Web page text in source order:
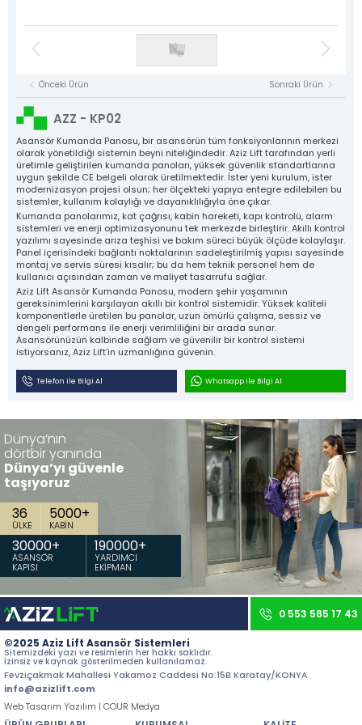
Aziz Lift
The Power Behind Every Lift
KURUMSAL
ÜRÜNLER
ÜRETİM
KALİTE
KATALOG
İLETİŞİM
Halat Şişeleri
Döküm Ray Tırnakları
Plastik Grubu
Asansör Yedek Parçaları
Aziz Lift'e ait olup izinsiz kullanımı hukuki yaptırıma tabidir.
NYAF Kablolar
Flexible Kablolar
Hız Regülatörü
Gergi Kasnakları
Halat Şişeleri
Döküm Ray Tırnakları
Sac Tırnaklar
Denge Zinciri ve Aparatları
Plastik Grubu
Asansör Yedek Parçaları
Tüm Ürünler
İletişim
Önceki Ürün Sonraki Ürün
AZZ - KP02
Asansör Kumanda Panosu, bir asansörün tüm fonksiyonlarının merkezi
olarak yönetildiği sistemin beyni niteliğindedir. Aziz Lift tarafından yerli
üretimle geliştirilen kumanda panoları, yüksek güvenlik standartlarına
uygun şekilde CE belgeli olarak üretilmektedir. İster yeni kurulum, ister
modernizasyon projesi olsun; her ölçekteki yapıya entegre edilebilen bu
sistemler, kullanım kolaylığı ve dayanıklılığıyla öne çıkar.
Kumanda panolarımız, kat çağrısı, kabin hareketi, kapı kontrolü, alarm
sistemleri ve enerji optimizasyonunu tek merkezde birleştirir. Akıllı kontrol
yazılımı sayesinde arıza teşhisi ve bakım süreci büyük ölçüde kolaylaşır.
Panel içerisindeki bağlantı noktalarının sadeleştirilmiş yapısı sayesinde
montaj ve servis süresi kısalır; bu da hem teknik personel hem de
kullanıcı açısından zaman ve maliyet tasarrufu sağlar.
Aziz Lift Asansör Kumanda Panosu, modern şehir yaşamının
gereksinimlerini karşılayan akıllı bir kontrol sistemidir. Yüksek kaliteli
komponentlerle üretilen bu panolar, uzun ömürlü çalışma, sessiz ve
dengeli performans ile enerji verimliliğini bir arada sunar.
Asansörünüzün kalbinde sağlam ve güvenilir bir kontrol sistemi
istiyorsanız, Aziz Lift’in uzmanlığına güvenin.
Telefon ile Bilgi Al Whatsapp ile Bilgi Al
Dünya’nın
dörtbir yanında
Dünya’yı güvenle
taşıyoruz
36
ÜLKE
5000+
KABİN
30000+
ASANSÖR
KAPISI
190000+
YARDIMCI
EKİPMAN
0 553 585 17 43
©2025 Aziz Lift Asansör Sistemleri
Sitemizdeki yazı ve resimlerin her hakkı saklıdır.
İzinsiz ve kaynak gösterilmeden kullanılamaz.
Fevziçakmak Mahallesi Yakamoz Caddesi No:15B Karatay/KONYA
info@azizlift.com
Web Tasarım Yazılım | COUR Medya